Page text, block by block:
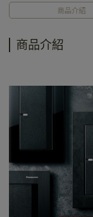
商品介紹
商品介紹